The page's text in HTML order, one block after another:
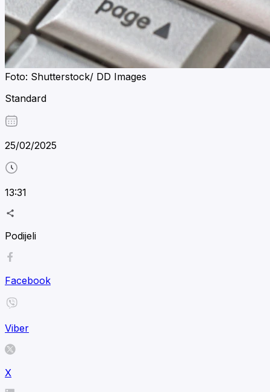
Foto: Shutterstock/ DD Images
Standard
25/02/2025
13:31
Podijeli
Facebook
Viber
X